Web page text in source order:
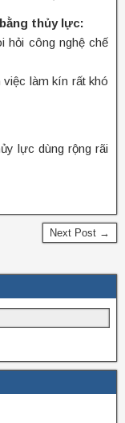
thủy lực:
hỏi công nghệ chế
làm kín rất khó
lực dùng rộng rãi
Next Post →